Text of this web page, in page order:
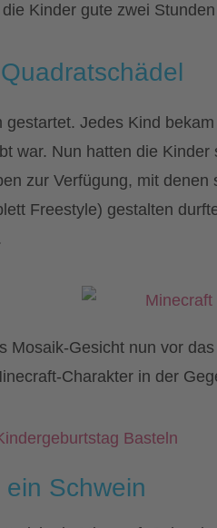
Kinder gute zwei
gestartet. Jedes Kind
war. Nun hatten die Kinder
zur Verfügung, mit
Freestyle) gestalten
Mosaik-Gesicht nun vor
Charakter in der
Schwein